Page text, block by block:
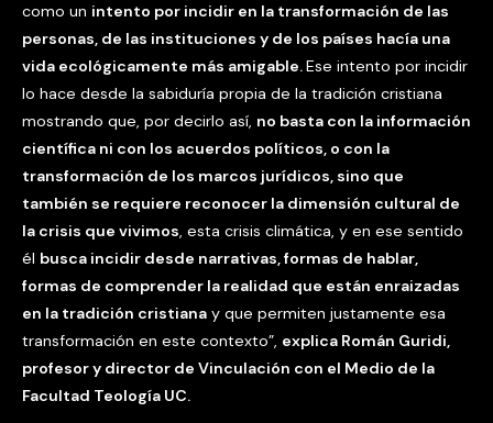
como un intento por incidir en la transformación de las
personas, de las instituciones y de los países hacía una
vida ecológicamente más amigable.Ese intento por incidir
lo hace desde la sabiduría propia de la tradición cristiana
mostrando que, por decirlo así, no basta con la información
científica ni con los acuerdos políticos, o con la
transformación de los marcos jurídicos, sino que
también se requiere reconocer la dimensión cultural de
la crisis que vivimos, esta crisis climática, y en ese sentido
él busca incidir desde narrativas, formas de hablar,
formas de comprender la realidad que están enraizadas
en la tradición cristiana y que permiten justamente esa
transformación en este contexto”, explica Román Guridi,
profesor y director de Vinculación con el Medio de la
Facultad Teología UC.